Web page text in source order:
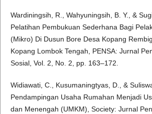
Wardiningsih, R., Wahyuningsih, B. Y., &
Pelatihan Pembukuan Sederhana Bagi
(Mikro) Di Dusun Bore Desa Kopang
Kopang Lombok Tengah, PENSA: Jurnal
Sosial, Vol. 2, No. 2, pp. 163–172.
Widiawati, C., Kusumaningtyas, D., &
Pendampingan Usaha Rumahan Menjadi
dan Menengah (UMKM), Society: Jurnal